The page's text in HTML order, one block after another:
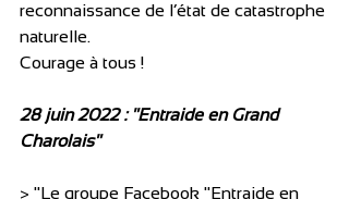
reconnaissance de l’état de catastrophe
naturelle.
Courage à tous !
28 juin 2022 : "Entraide en Grand
Charolais"
> "Le groupe Facebook "Entraide en